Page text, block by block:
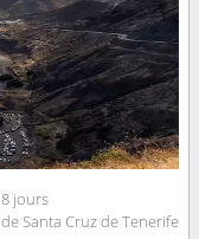
8 jours
de Santa Cruz de Tenerife